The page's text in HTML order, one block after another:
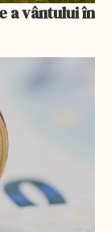
a vântului în